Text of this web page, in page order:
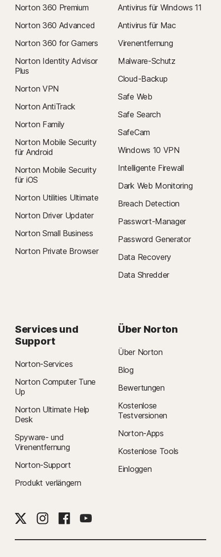
Norton 360 Premium
Norton 360 Advanced
Norton 360 for Gamers
Norton Identity Advisor
Plus
Norton VPN
Norton AntiTrack
Norton Family
Norton Mobile Security
für Android
Norton Mobile Security
für iOS
Norton Utilities Ultimate
Norton Driver Updater
Norton Small Business
Norton Private Browser
Antivirus für Windows 11
Antivirus für Mac
Virenentfernung
Malware-Schutz
Cloud-Backup
Safe Web
Safe Search
SafeCam
Windows 10 VPN
Intelligente Firewall
Dark Web Monitoring
Breach Detection
Passwort-Manager
Password Generator
Data Recovery
Data Shredder
Services und
Support
Norton-Services
Norton Computer Tune
Up
Norton Ultimate Help
Desk
Spyware- und
Virenentfernung
Norton-Support
Produkt verlängern
Über Norton
Über Norton
Blog
Bewertungen
Kostenlose
Testversionen
Norton-Apps
Kostenlose Tools
Einloggen